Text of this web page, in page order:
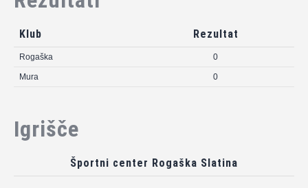
Klub Rezultat
Rogaška 0
Mura 0
Igrišče
Športni center Rogaška Slatina